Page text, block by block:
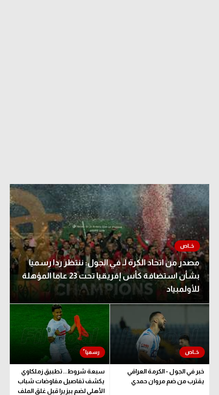
مصدر من اتحاد الكرة لـ في الجول: ننتظر ردا رسميا
بشأن استضافة كأس إفريقيا تحت 23 عاما المؤهلة
للأولمبياد
خبر في الجول - الكرمة العراقي
يقترب من ضم مروان حمدي
سبعة شروط.. تطبيق زملكاوي
يكشف تفاصيل مفاوضات شباب
الأهلي لضم بيزيرا قبل غلق الملف